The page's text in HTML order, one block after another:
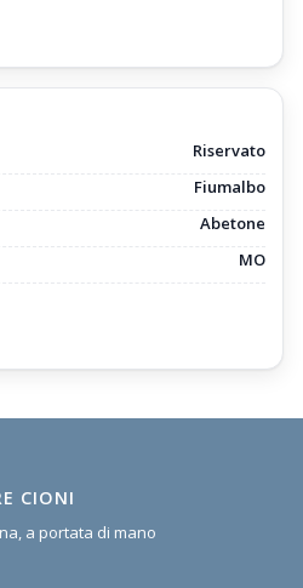
Riservato
Fiumalbo
Abetone
MO
CIONI
a portata di mano